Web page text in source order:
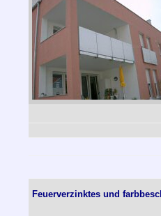
Feuerverzinktes und